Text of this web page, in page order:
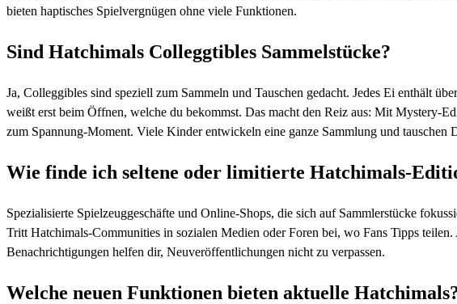
bieten haptisches Spielvergnügen ohne viele Funktionen.
Sind Hatchimals Colleggtibles Sammelstücke?
Ja, Colleggibles sind speziell zum Sammeln und Tauschen gedacht. Jedes Ei enthält
weißt erst beim Öffnen, welche du bekommst. Das macht den Reiz aus: Mit Mystery-
zum Spannung-Moment. Viele Kinder entwickeln eine ganze Sammlung und tauschen
Wie finde ich seltene oder limitierte Hatchimals-
Spezialisierte Spielzeuggeschäfte und Online-Shops, die sich auf Sammlerstücke
Tritt Hatchimals-Communities in sozialen Medien oder Foren bei, wo Fans Tipps teilen.
Benachrichtigungen helfen dir, Neuveröffentlichungen nicht zu verpassen.
Welche neuen Funktionen bieten aktuelle